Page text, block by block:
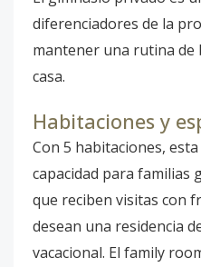
diferenciadores de la
mantener una rutina de
casa.
Habitaciones y
Con 5 habitaciones,
capacidad para familias
que reciben visitas con
desean una residencia
vacacional. El family